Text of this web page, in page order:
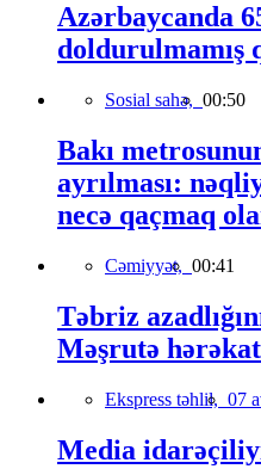
Azərbaycanda
doldurulmamış
Sosial sahə, 00:50
Bakı
ayrılması:
necə qaçmaq
Cəmiyyət, 00:41
Təbriz
Məşrutə
Ekspress təhlil, 07
Media